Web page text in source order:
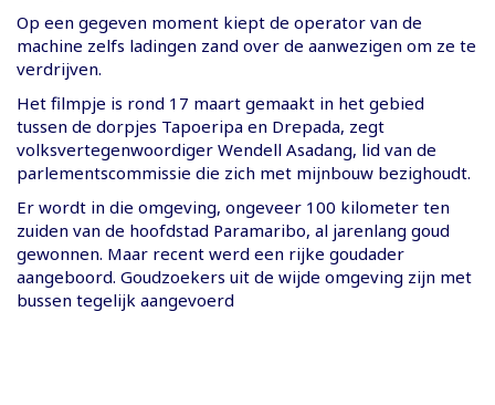
Op een gegeven moment kiept de operator van de
machine zelfs ladingen zand over de aanwezigen om ze te
verdrijven.
Het filmpje is rond 17 maart gemaakt in het gebied
tussen de dorpjes Tapoeripa en Drepada, zegt
volksvertegenwoordiger Wendell Asadang, lid van de
parlementscommissie die zich met mijnbouw bezighoudt.
Er wordt in die omgeving, ongeveer 100 kilometer ten
zuiden van de hoofdstad Paramaribo, al jarenlang goud
gewonnen. Maar recent werd een rijke goudader
aangeboord. Goudzoekers uit de wijde omgeving zijn met
bussen tegelijk aangevoerd